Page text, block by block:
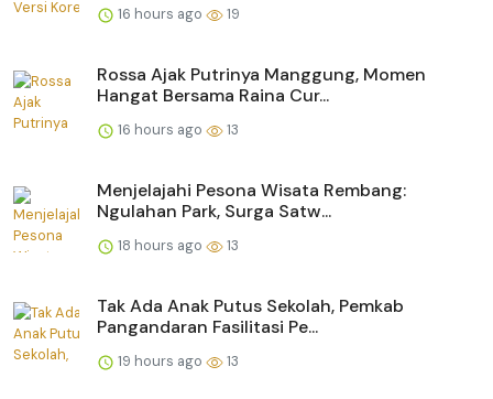
16 hours ago 19
Rossa Ajak Putrinya Manggung, Momen
Hangat Bersama Raina Cur...
16 hours ago 13
Menjelajahi Pesona Wisata Rembang:
Ngulahan Park, Surga Satw...
18 hours ago 13
Tak Ada Anak Putus Sekolah, Pemkab
Pangandaran Fasilitasi Pe...
19 hours ago 13